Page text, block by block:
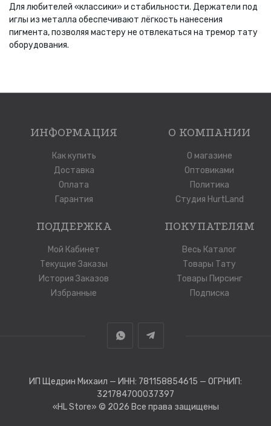
Для любителей «классики» и стабильности. Держатели под
иглы из металла обеспечивают лёгкость нанесения
пигмента, позволяя мастеру не отвлекаться на тремор тату
оборудования.
ИНФОРМАЦИЯ
Как купить
Доставка
Оплата
Гарантия
О КОМПАНИИ
О магазине
Оптовиками
Политика
Студия HurtLand
ПОДДЕРЖКА
Мой Кабинет
Текущие Заказы
История Заказов
Избранные
ПОКУПАТЕЛЯМ
Весь Каталог
Товары Тату
Товары Пирсинг
Подписка
ИП Щедрин Михаил — ИНН: 781158854615 — ОГРНИП:
321784700037397
«HL Store» © 2026 Все права защищены